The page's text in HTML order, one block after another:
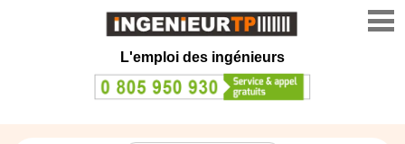
L'emploi des ingénieurs